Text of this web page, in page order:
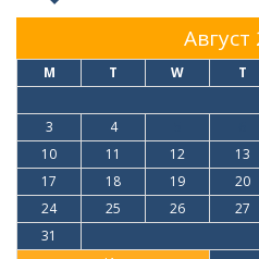
Август
M T W T
3
4
10
11 12 13
17
18 19 20
24
25 26 27
31